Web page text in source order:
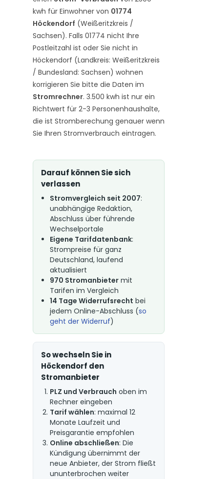
kwh für Einwohner von 01774
Höckendorf (Weißeritzkreis /
Sachsen). Falls 01774 nicht Ihre
Postleitzahl ist oder Sie nicht in
Höckendorf (Landkreis: Weißeritzkreis
/ Bundesland: Sachsen) wohnen
korrigieren Sie bitte die Daten im
Stromrechner. 3.500 kwh ist nur ein
Richtwert für 2-3 Personenhaushalte,
die ist Stromberechung genauer wenn
Sie Ihren Stromverbrauch eintragen.
Darauf können Sie sich
verlassen
Stromvergleich seit 2007:
unabhängige Redaktion,
Abschluss über führende
Wechselportale
Eigene Tarifdatenbank:
Strompreise für ganz
Deutschland, laufend
aktualisiert
970 Stromanbietermit
Tarifen im Vergleich
14 Tage Widerrufsrecht bei
jedem Online-Abschluss (so
geht der Widerruf)
So wechseln Sie in
Höckendorf den
Stromanbieter
PLZ und Verbrauch oben im
Rechner eingeben
Tarif wählen: maximal 12
Monate Laufzeit und
Preisgarantie empfohlen
Online abschließen: Die
Kündigung übernimmt der
neue Anbieter, der Strom fließt
ununterbrochen weiter